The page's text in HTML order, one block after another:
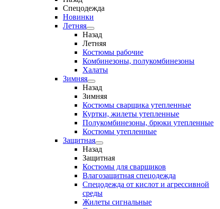
Спецодежда
Новинки
Летняя
Назад
Летняя
Костюмы рабочие
Комбинезоны, полукомбинезоны
Халаты
Зимняя
Назад
Зимняя
Костюмы сварщика утепленные
Куртки, жилеты утепленные
Полукомбинезоны, брюки утепленные
Костюмы утепленные
Защитная
Назад
Защитная
Костюмы для сварщиков
Влагозащитная спецодежда
Спецодежда от кислот и агрессивной
среды
Жилеты сигнальные